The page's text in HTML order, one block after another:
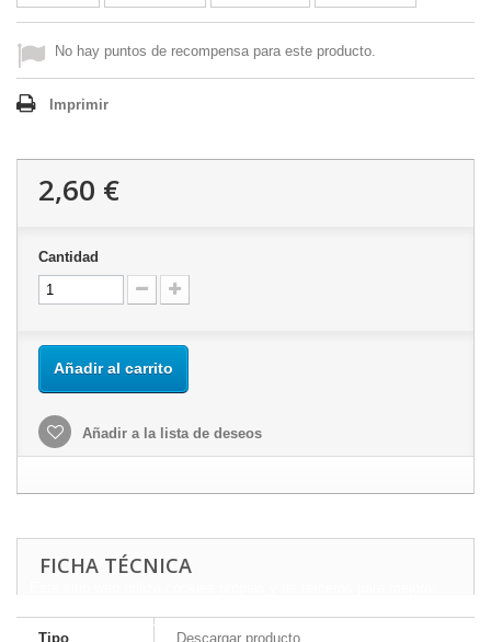
No hay puntos de recompensa para este producto.
Imprimir
2,60 €
Cantidad
Añadir al carrito
Añadir a la lista de deseos
FICHA TÉCNICA
Tipo Descargar producto
preferencias mediante el análisis de sus hábitos de navegación.